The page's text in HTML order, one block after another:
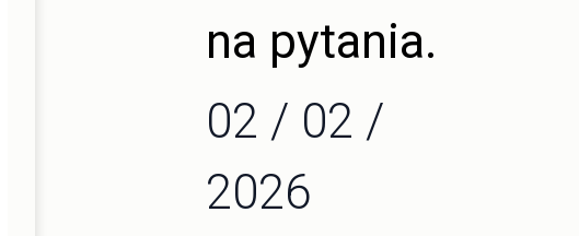
na pytania.
02 / 02 /
2026